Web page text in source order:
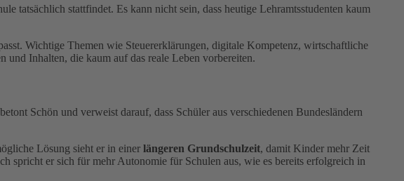
tatsächlich stattfindet. Es kann nicht sein, dass heutige Lehramtsstudenten kaum
Wichtige Themen wie Steuererklärungen, digitale Kompetenz, wirtschaftliche
und Inhalten, die kaum auf das reale Leben vorbereiten.
Schön und verweist darauf, dass Schüler aus verschiedenen Bundesländern
Lösung sieht er in einer längeren Grundschulzeit, damit Kinder mehr Zeit
spricht er sich für mehr Autonomie für Schulen aus, wie es bereits erfolgreich in